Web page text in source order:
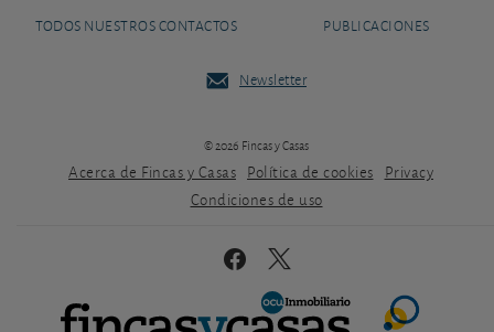
TODOS NUESTROS CONTACTOS PUBLICACIONES
Newsletter
© 2026 Fincas y Casas
Acerca de Fincas y Casas Política de cookies
Privacy
Condiciones de uso